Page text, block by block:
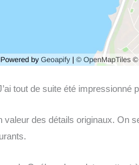
tout de suite été impressionné
valeur des détails originaux. On